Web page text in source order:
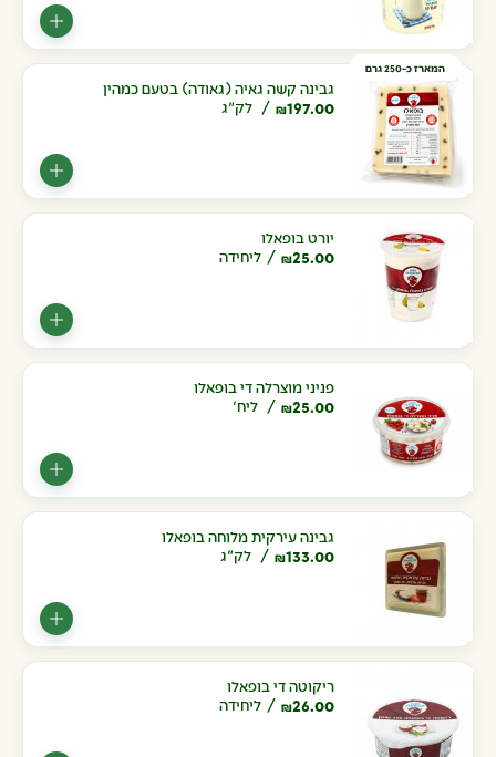
המארז כ-250 גרם
גבינה קשה גאיה (גאודה) בטעם כמהין
₪197.00 לק"ג
יורט בופאלו
₪25.00 ליחידה
פניני מוצרלה די בופאלו
₪25.00 ליח'
גבינה עירקית מלוחה בופאלו
₪133.00 לק"ג
ריקוטה די בופאלו
₪26.00 ליחידה